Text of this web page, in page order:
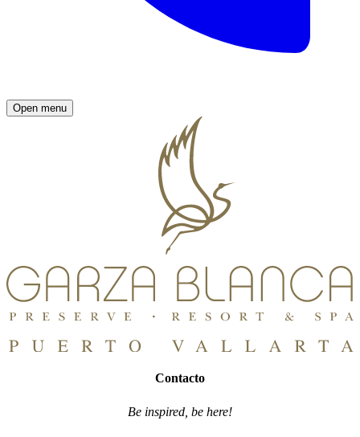
Open menu
Contacto
Be inspired, be here!